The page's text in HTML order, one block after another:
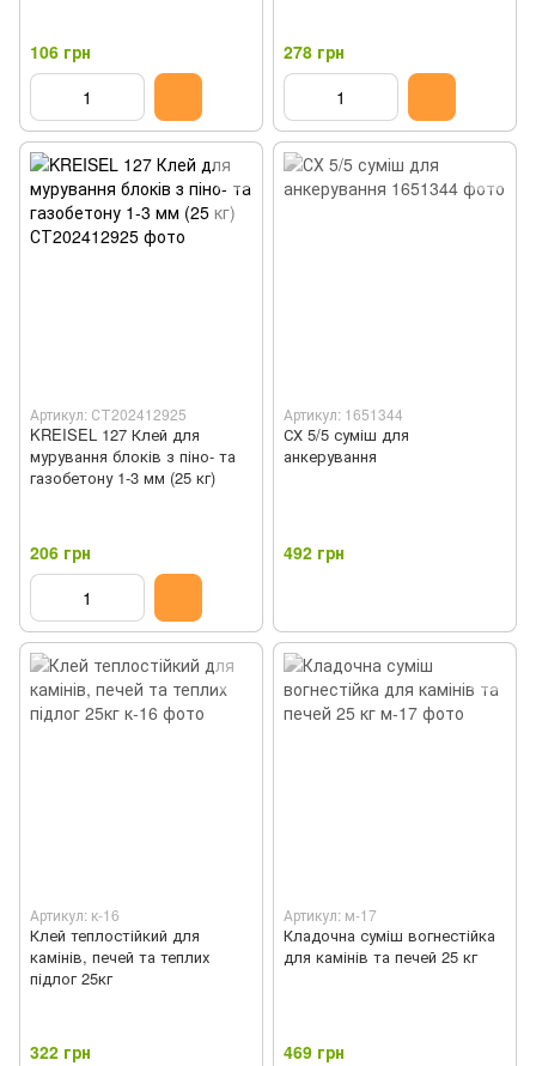
106 грн 278 грн
Артикул: СТ202412925
KREISEL 127 Клей для
мурування блоків з піно- та
газобетону 1-3 мм (25 кг)
206 грн
Артикул: 1651344
СХ 5/5 суміш для
анкерування
492 грн
Артикул: к-16
Клей теплостійкий для
камінів, печей та теплих
підлог 25кг
322 грн
Артикул: м-17
Кладочна суміш вогнестійка
для камінів та печей 25 кг
469 грн